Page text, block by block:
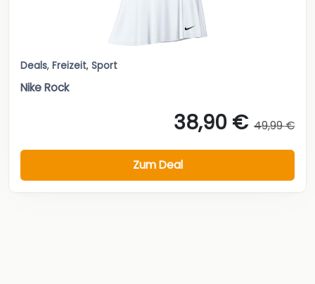
Deals, Freizeit, Sport
Nike Rock
38,90 € 49,99 €
Zum Deal